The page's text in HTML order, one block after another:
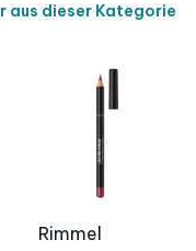
aus dieser Kategorie
Rimmel